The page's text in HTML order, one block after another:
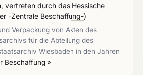
vertreten durch das Hessische
-Zentrale Beschaffung-)
Verpackung von Akten des
für die Abteilung des
Wiesbaden in den Jahren
Beschaffung »